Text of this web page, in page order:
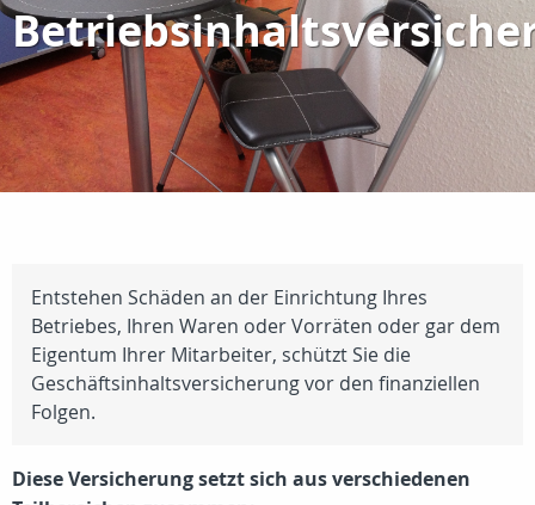
Entstehen Schäden an der Einrichtung Ihres
Betriebes, Ihren Waren oder Vorräten oder gar dem
Eigentum Ihrer Mitarbeiter, schützt Sie die
Geschäftsinhaltsversicherung vor den finanziellen
Folgen.
Diese Versicherung setzt sich aus verschiedenen